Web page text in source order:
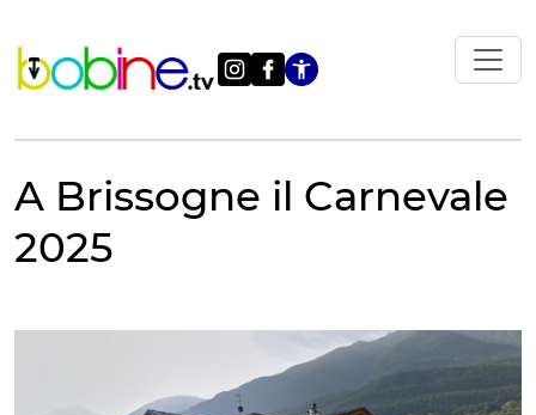
contenuto
Apri le
A Brissogne il Carnevale
2025